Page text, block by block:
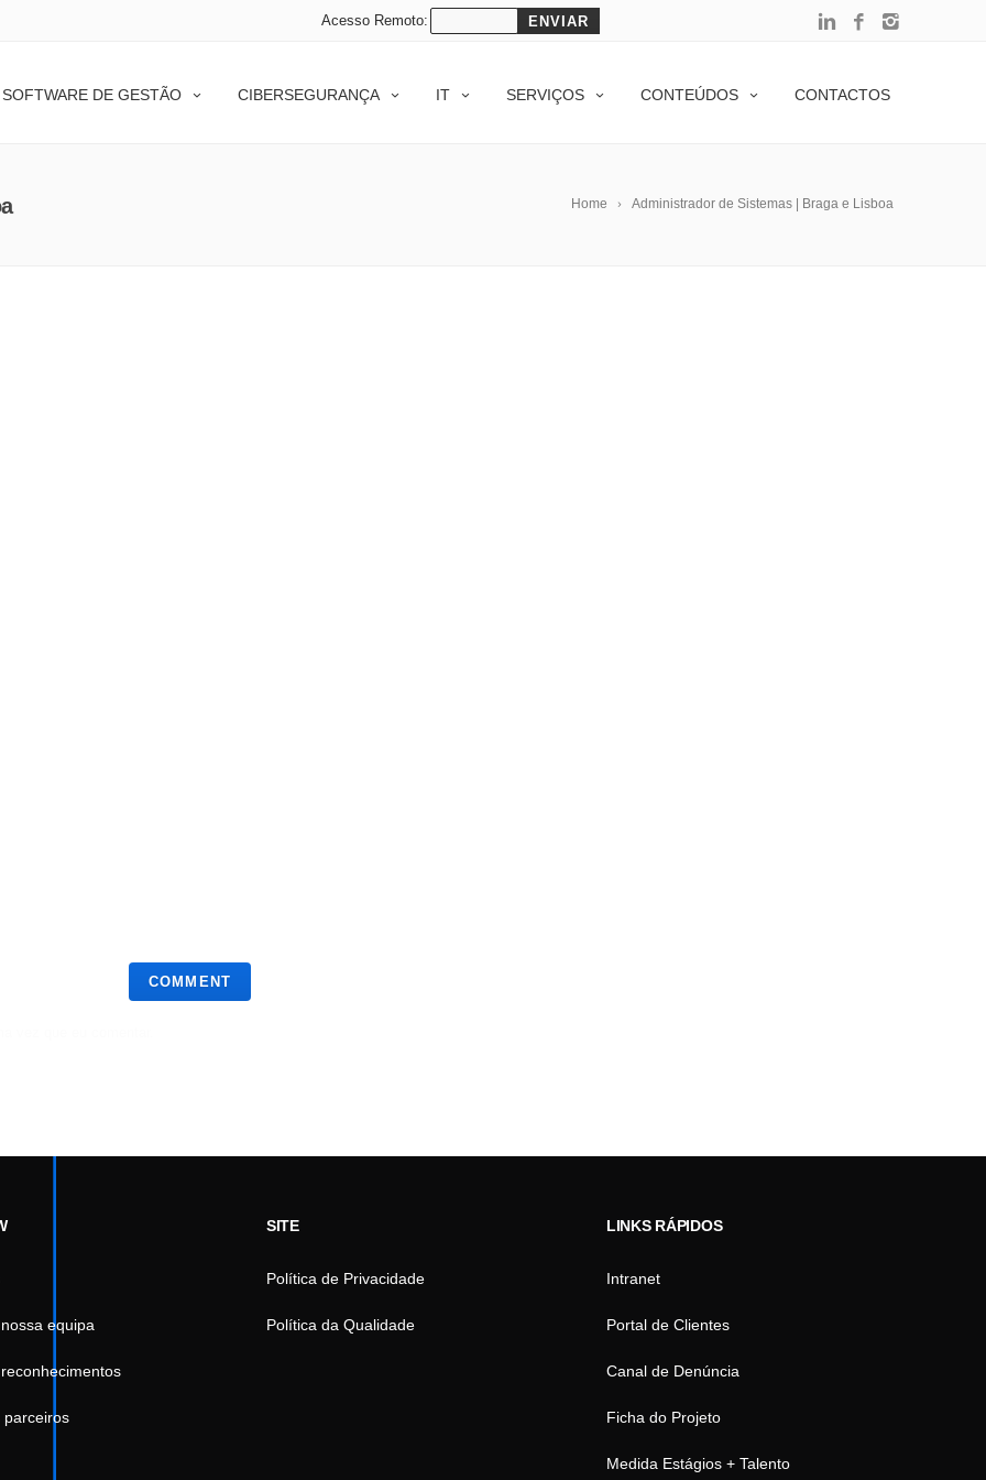
Acesso Remoto:
SOFTWARE DE GESTÃO CIBERSEGURANÇA IT SERVIÇOS CONTEÚDOS CONTACTOS
Home Administrador de Sistemas | Braga e Lisboa
equipa
parceiros
SITE
Política de Privacidade
Política da Qualidade
LINKS RÁPIDOS
Intranet
Portal de Clientes
Canal de Denúncia
Ficha do Projeto
Medida Estágios + Talento